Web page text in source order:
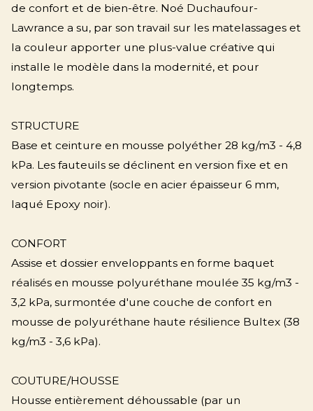
de confort et de bien-être. Noé Duchaufour-
Lawrance a su, par son travail sur les matelassages et
la couleur apporter une plus-value créative qui
installe le modèle dans la modernité, et pour
longtemps.
STRUCTURE
Base et ceinture en mousse polyéther 28 kg/m3 - 4,8
kPa. Les fauteuils se déclinent en version fixe et en
version pivotante (socle en acier épaisseur 6 mm,
laqué Epoxy noir).
CONFORT
Assise et dossier enveloppants en forme baquet
réalisés en mousse polyuréthane moulée 35 kg/m3 -
3,2 kPa, surmontée d'une couche de confort en
mousse de polyuréthane haute résilience Bultex (38
kg/m3 - 3,6 kPa).
COUTURE/HOUSSE
Housse entièrement déhoussable (par un